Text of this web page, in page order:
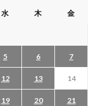
水 木 金
5 6 7
12 13 14
19 20 21